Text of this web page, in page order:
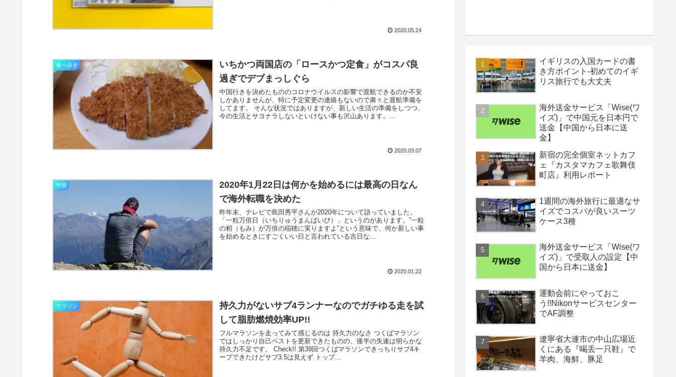
2020.05.24
食べ歩き
いちかつ両国店の「ロースかつ定食」がコスパ良
過ぎでデブまっしぐら
中国行きを決めたもののコロナウイルスの影響で渡航できるのか不安
しかありませんが、特に予定変更の連絡もないので粛々と渡航準備を
してます。 そんな状況ではありますが、新しい生活の準備をしつつ、
今の生活とサヨナラしないといけない事も沢山あります。...
2020.03.07
中国
2020年1月22日は何かを始めるには最高の日なん
で海外転職を決めた
昨年末、テレビで島田秀平さんが2020年について語っていました。
「一粒万倍日（いちりゅうまんばいび）」というのがあります。”一粒
の籾（もみ）が万倍の稲穂に実りますよ”という意味で、何か新しい事
を始めるときにすごくいい日と言われている吉日な...
2020.01.22
マラソン
持久力がないサブ4ランナーなのでガチゆる走を試
して脂肪燃焼効率UP!!
フルマラソンを走ってみて感じるのは 持久力のなさ つくばマラソン
ではしっかり自己ベストを更新できたものの、後半の失速は明らかな
持久力不足です。 Check!! 第39回つくばマラソンできっちりサブ4キ
ープできたけどサブ3.5は見えず トップ...
イギリスの入国カードの書
き方ポイント-初めてのイギ
リス旅行でも大丈夫
海外送金サービス「Wise(ワ
イズ)」で中国元を日本円で
送金【中国から日本に送
金】
新宿の完全個室ネットカフ
ェ『カスタマカフェ歌舞伎
町店』利用レポート
1週間の海外旅行に最適なサ
イズでコスパが良いスーツ
ケース3種
海外送金サービス「Wise(ワ
イズ)」で受取人の設定【中
国から日本に送金】
運動会前にやっておこ
う!!Nikonサービスセンター
でAF調整
遼寧省大連市の中山広場近
くにある『喝丢一只鞋』で
羊肉、海鮮、豚足